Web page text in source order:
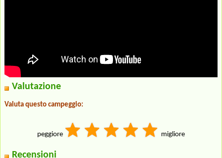
Valutazione
Valuta questo campeggio:
peggiore migliore
Recensioni